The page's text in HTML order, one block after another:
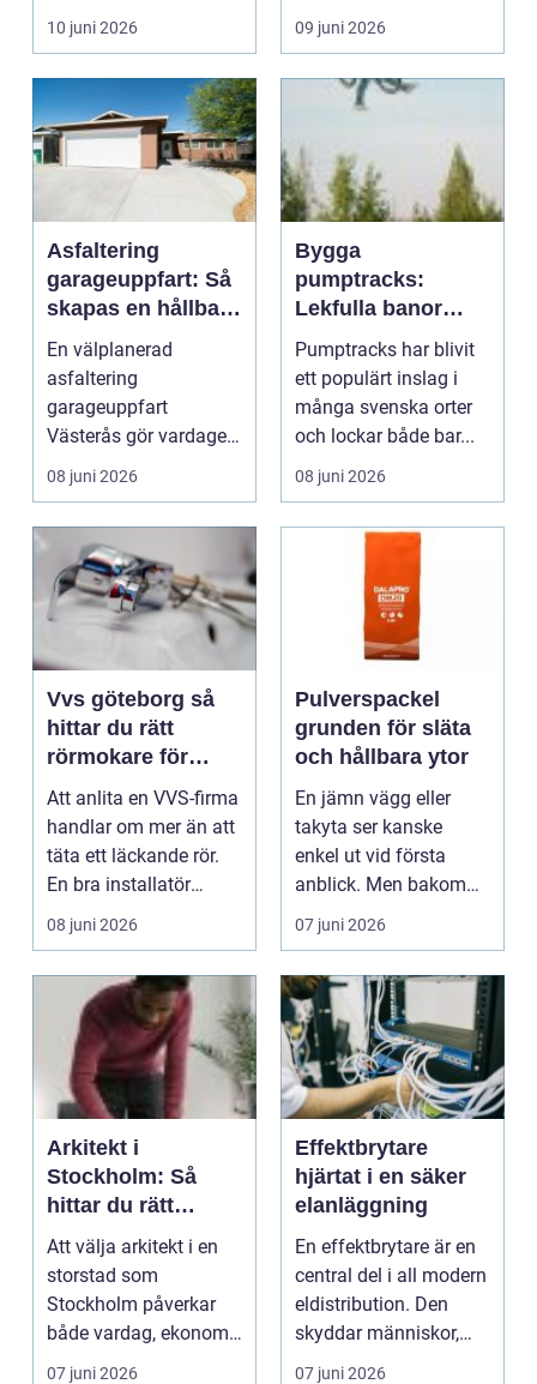
10 juni 2026
tryckeri påverkar hur
läsare...
09 juni 2026
Asfaltering
garageuppfart: Så
skapas en hållbar
och snygg infart
En välplanerad
asfaltering
garageuppfart
Västerås gör vardagen
enklare och h&ou...
08 juni 2026
Bygga
pumptracks:
Lekfulla banor
som förenar
cykling,
gemenskap och
teknik
Pumptracks har blivit
ett populärt inslag i
många svenska orter
och lockar både bar...
08 juni 2026
Vvs göteborg så
hittar du rätt
rörmokare för
trygga
installationer
Att anlita en VVS-firma
handlar om mer än att
täta ett läckande rör.
En bra installatör
hjälper till...
08 juni 2026
Pulverspackel
grunden för släta
och hållbara ytor
En jämn vägg eller
takyta ser kanske
enkel ut vid första
anblick. Men bakom
en snygg målad vägg
ligg...
07 juni 2026
Arkitekt i
Stockholm: Så
hittar du rätt
arkitekt för hem,
kontor och
stadsmiljö
Att välja arkitekt i en
storstad som
Stockholm påverkar
både vardag, ekonomi
och v&...
07 juni 2026
Effektbrytare
hjärtat i en säker
elanläggning
En effektbrytare är en
central del i all modern
eldistribution. Den
skyddar människor,
kablar och ut...
07 juni 2026